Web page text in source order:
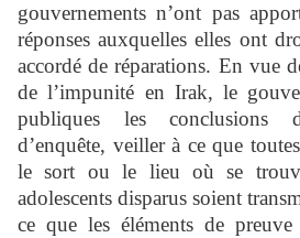
gouvernements n’ont pas
réponses auxquelles elles ont
accordé de réparations. En vue
de l’impunité en Irak, le
publiques les conclusions
d’enquête, veiller à ce que
le sort ou le lieu où se
adolescents disparus soient
ce que les éléments de